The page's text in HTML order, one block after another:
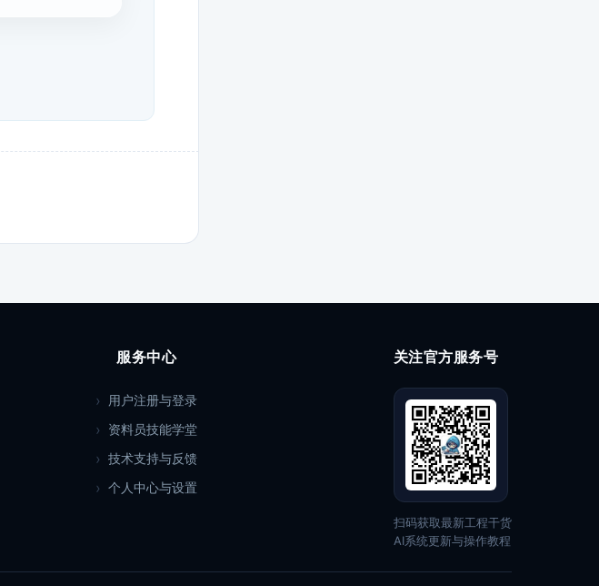
服务中心
用户注册与登录
资料员技能学堂
技术支持与反馈
个人中心与设置
关注官方服务号
扫码获取最新工程干货
AI系统更新与操作教程